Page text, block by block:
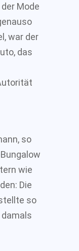
Mode
war der
das
so
wie
Die
so